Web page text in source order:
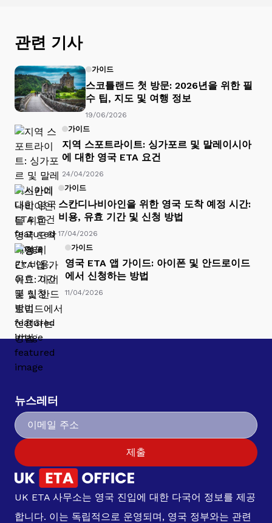
관련 기사
가이드
스코틀랜드 첫 방문: 2026년을 위한 필
수 팁, 지도 및 여행 정보
19/06/2026
가이드
지역 스포트라이트: 싱가포르 및 말레이시아
에 대한 영국 ETA 요건
24/04/2026
가이드
스칸디나비아인을 위한 영국 도착 예정 시간:
비용, 유효 기간 및 신청 방법
17/04/2026
가이드
영국 ETA 앱 가이드: 아이폰 및 안드로이드
에서 신청하는 방법
11/04/2026
뉴스레터
제출
UK ETA 사무소는 영국 진입에 대한 다국어 정보를 제공
합니다. 이는 독립적으로 운영되며, 영국 정부와는 관련